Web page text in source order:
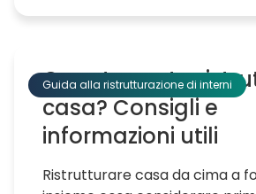
Guida alla ristrutturazione di interni
Quanto costa
casa? Consigli e
informazioni utili
Ristrutturare casa da cima a